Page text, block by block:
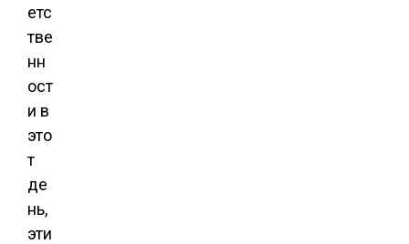
етс
тве
нн
ост
и в
это
т
де
нь,
эти